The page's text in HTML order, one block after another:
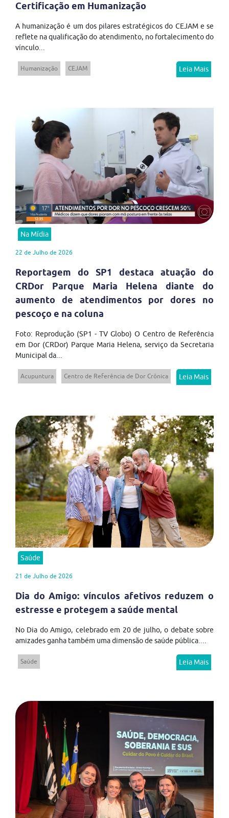
Certificação em Humanização
A humanização é um dos pilares estratégicos do CEJAM e se
reflete na qualificação do atendimento, no fortalecimento do
vínculo...
Humanização CEJAM Leia Mais
Na Mídia
22 de Julho de 2026
Reportagem do SP1 destaca atuação do
CRDor Parque Maria Helena diante do
aumento de atendimentos por dores no
pescoço e na coluna
Foto: Reprodução (SP1 - TV Globo) O Centro de Referência
em Dor (CRDor) Parque Maria Helena, serviço da Secretaria
Municipal da...
Acupuntura Centro de Referência de Dor Crônica Leia Mais
Saúde
21 de Julho de 2026
Dia do Amigo: vínculos afetivos reduzem o
estresse e protegem a saúde mental
No Dia do Amigo, celebrado em 20 de julho, o debate sobre
amizades ganha também uma dimensão de saúde pública....
Saúde Leia Mais